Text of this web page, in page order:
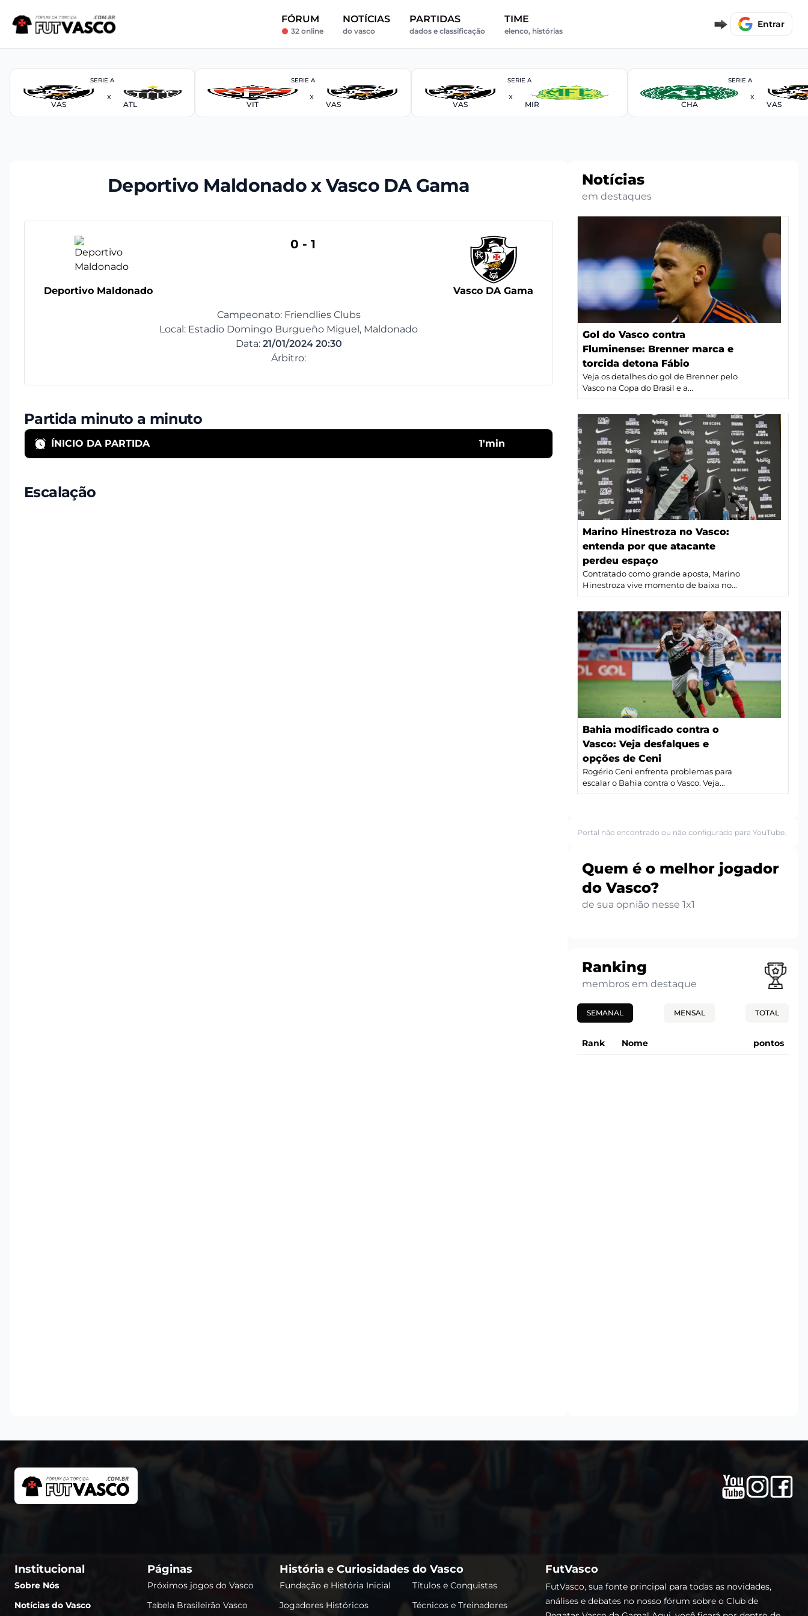
FÓRUM
32 online
NOTÍCIAS
do vasco
PARTIDAS
dados e classificação
TIME
elenco, histórias
Entrar
SERIE A
VAS
X
ATL
SERIE A
VIT
X
VAS
SERIE A
VAS
X
MIR
SERIE A
CHA
X
VAS
Deportivo Maldonado x Vasco DA Gama
Deportivo Maldonado
0 - 1
Vasco DA Gama
Campeonato: Friendlies Clubs
Local: Estadio Domingo Burgueño Miguel, Maldonado
Data: 21/01/2024 20:30
Árbitro:
Partida minuto a minuto
ÍNICIO DA PARTIDA 1'min
Escalação
Notícias
em destaques
Gol do Vasco contra
Fluminense: Brenner marca e
torcida detona Fábio
Veja os detalhes do gol de Brenner pelo
Vasco na Copa do Brasil e a...
Marino Hinestroza no Vasco:
entenda por que atacante
perdeu espaço
Contratado como grande aposta, Marino
Hinestroza vive momento de baixa no...
Bahia modificado contra o
Vasco: Veja desfalques e
opções de Ceni
Rogério Ceni enfrenta problemas para
escalar o Bahia contra o Vasco. Veja...
Portal não encontrado ou não configurado para YouTube.
Quem é o melhor jogador
do Vasco?
de sua opnião nesse 1x1
Ranking
membros em destaque
SEMANAL MENSAL TOTAL
Rank Nome pontos
Institucional
Sobre Nós
Notícias do Vasco
Páginas
Próximos jogos do Vasco
Tabela Brasileirão Vasco
História e Curiosidades do Vasco
Fundação e História Inicial
Títulos e Conquistas
Jogadores Históricos
Técnicos e Treinadores
FutVasco
FutVasco, sua fonte principal para todas as novidades,
análises e debates no nosso fórum sobre o Club de